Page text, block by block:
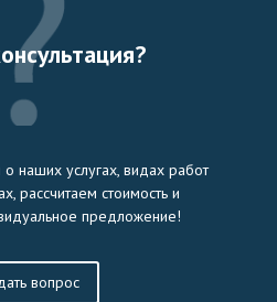
наших услугах, видах работ
рассчитаем стоимость и
предложение!
вопрос